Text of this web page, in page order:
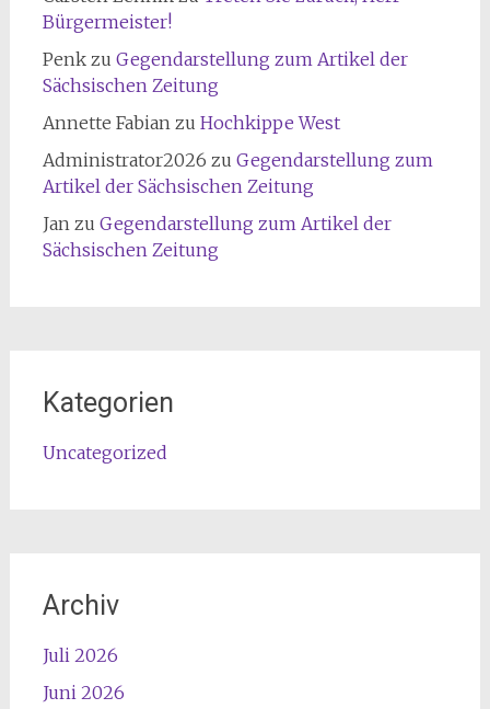
Bürgermeister!
Penkzu Gegendarstellung zum Artikel der
Sächsischen Zeitung
Annette Fabianzu Hochkippe West
Administrator2026 zu Gegendarstellung zum
Artikel der Sächsischen Zeitung
Janzu Gegendarstellung zum Artikel der
Sächsischen Zeitung
Kategorien
Uncategorized
Archiv
Juli 2026
Juni 2026